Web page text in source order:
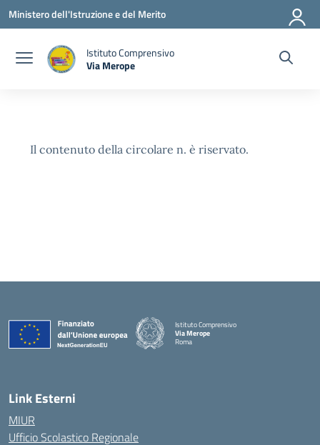
Vai ai contenuti
Vai al menu di navigazione
Vai al footer
Ministero dell'Istruzione e del Merito
Istituto Comprensivo
Via Merope
Il contenuto della circolare n. è riservato.
Istituto Comprensivo
Via Merope
Roma
Link Esterni
MIUR
Ufficio Scolastico Regionale